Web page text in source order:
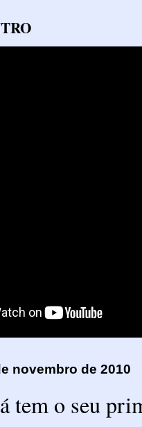
novembro de 2010
tem o seu